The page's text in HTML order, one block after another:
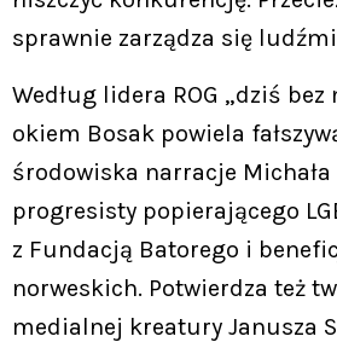
sprawnie zarządza się
Według lidera ROG „dziś
okiem Bosak powiela
środowiska narracje
progresisty popierającego
z Fundacją Batorego i
norweskich. Potwierdza też
medialnej kreatury Janusza